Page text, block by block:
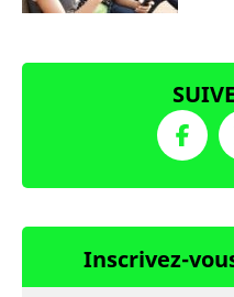
Inscrivez-